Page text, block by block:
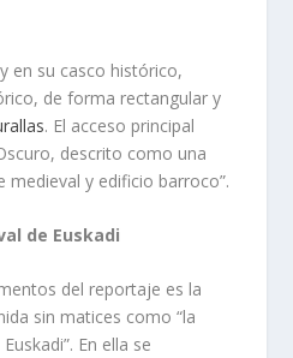
en su casco histórico,
de forma rectangular y
. El acceso principal
descrito como una
medieval y edificio barroco”.
de Euskadi
del reportaje es la
sin matices como “la
En ella se